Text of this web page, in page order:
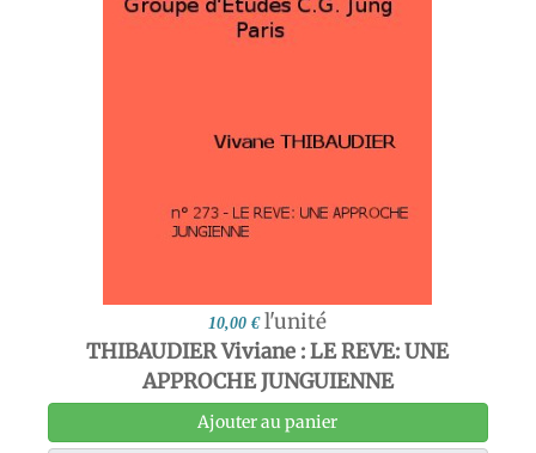
10,00 € l'unité
THIBAUDIER Viviane : LE REVE: UNE
APPROCHE JUNGUIENNE
Ajouter au panier